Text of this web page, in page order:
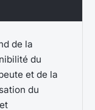
de la
du
et de la
du